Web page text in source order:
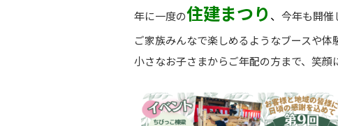
年に一度の住建まつり 、 今年も開催
ご家族みんなで楽しめるようなブースや体
小さなお子さまからご年配の方まで、笑